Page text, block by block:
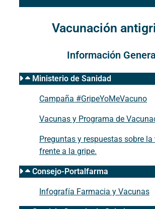
Vacunación
Información
Ministerio de Sanidad
Campaña #GripeYoMeVacuno
Vacunas y Programa de
Preguntas y respuestas sobre
frente a la gripe.
Consejo-Portalfarma
Infografía Farmacia y Vacunas